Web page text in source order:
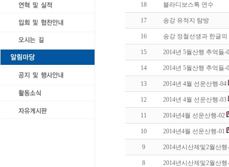
18 블라디보스톡 연수
17 송강 유적지 탐방
16 송강 정철선생과 한글의
15 2014년 5월산행 추억들-
14 2014년 5월산행 추억들-
13 2014년 4월 선운산행-04
12 2014년 4월 선운산행-03
11 2014년4월 선운산행-02
10 2014년4월 선운산행-01
9 2014년시산제및2월산행
8 2014년시산제및2월산행